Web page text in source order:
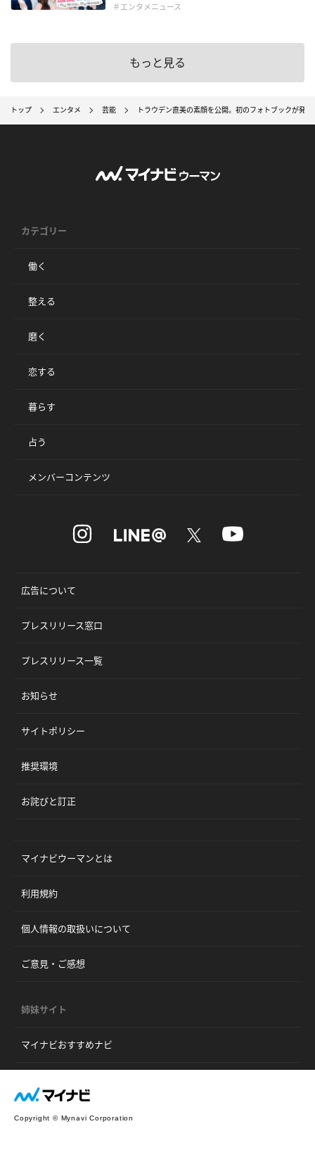
＃エンタメニュース
もっと見る
トップ エンタメ 芸能 トラウデン直美の素顔を公開。初のフォトブックが発売
カテゴリー
働く
整える
磨く
恋する
暮らす
占う
メンバーコンテンツ
広告について
プレスリリース窓口
プレスリリース一覧
お知らせ
サイトポリシー
推奨環境
お詫びと訂正
マイナビウーマンとは
利用規約
個人情報の取扱いについて
ご意見・ご感想
姉妹サイト
マイナビおすすめナビ
Copyright © Mynavi Corporation